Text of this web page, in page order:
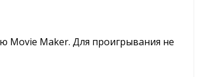
Maker. Для проигрывания не